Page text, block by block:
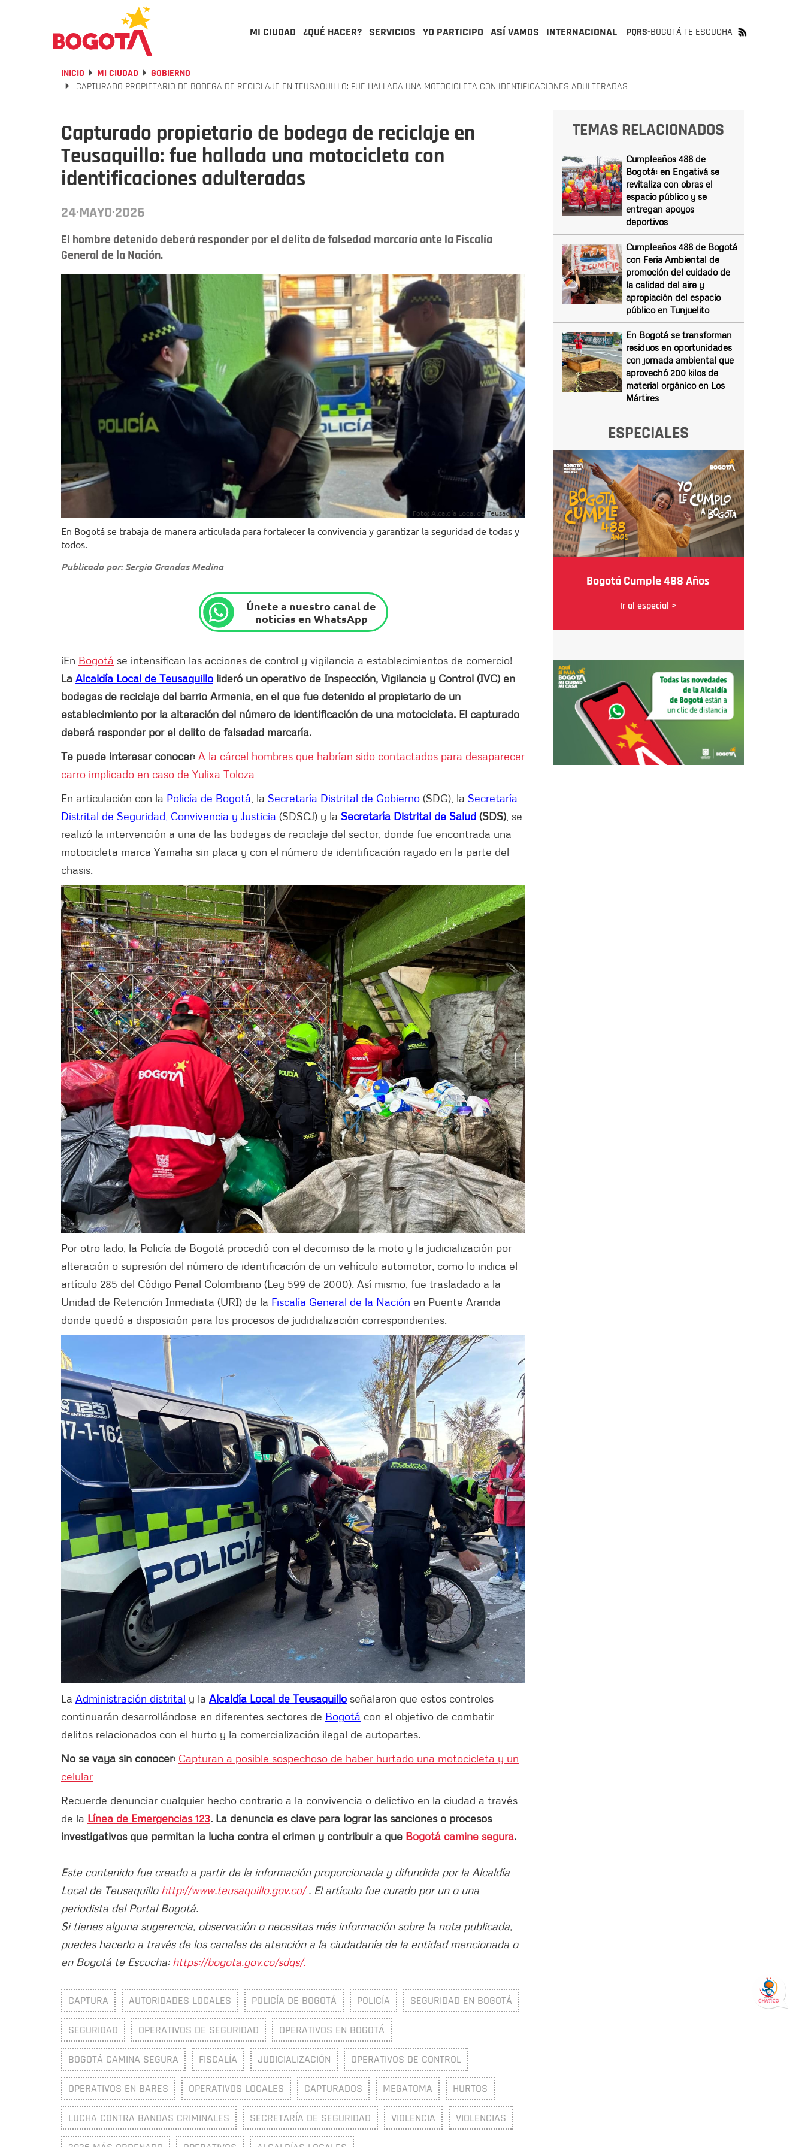
MI CIUDAD ¿QUÉ HACER? SERVICIOS YO PARTICIPO ASÍ VAMOS INTERNACIONAL PQRS-BOGOTÁ TE ESCUCHA
INICIO MI CIUDAD
GOBIERNO
CAPTURADO PROPIETARIO DE BODEGA DE RECICLAJE EN TEUSAQUILLO: FUE HALLADA UNA MOTOCICLETA CON IDENTIFICACIONES ADULTERADAS
Capturado propietario de bodega de reciclaje en
Teusaquillo: fue hallada una motocicleta con
identificaciones adulteradas
24·MAYO·2026
El hombre detenido deberá responder por el delito de falsedad marcaría ante la Fiscalía
General de la Nación.
Foto: Alcaldía Local de Teusaquillo.
En Bogotá se trabaja de manera articulada para fortalecer la convivencia y garantizar la seguridad de todas y
todos.
Publicado por: Sergio Grandas Medina
Únete a nuestro canal de
noticias en WhatsApp
¡En Bogotá se intensifican las acciones de control y vigilancia a establecimientos de comercio!
La Alcaldía Local de Teusaquillo lideró un operativo de Inspección, Vigilancia y Control (IVC) en
bodegas de reciclaje del barrio Armenia, en el que fue detenido el propietario de un
establecimiento por la alteración del número de identificación de una motocicleta. El capturado
deberá responder por el delito de falsedad marcaría.
Te puede interesar conocer: A la cárcel hombres que habrían sido contactados para desaparecer
carro implicado en caso de Yulixa Toloza
En articulación con la Policía de Bogotá , la Secretaría Distrital de Gobierno (SDG), la Secretaría
Distrital de Seguridad, Convivencia y Justicia (SDSCJ) y la Secretaría Distrital de Salud (SDS) , se
realizó la intervención a una de las bodegas de reciclaje del sector, donde fue encontrada una
motocicleta marca Yamaha sin placa y con el número de identificación rayado en la parte del
chasis.
Por otro lado, la Policía de Bogotá procedió con el decomiso de la moto y la judicialización por
alteración o supresión del número de identificación de un vehículo automotor, como lo indica el
artículo 285 del Código Penal Colombiano (Ley 599 de 2000). Así mismo, fue trasladado a la
Unidad de Retención Inmediata (URI) de la Fiscalía General de la Nación en Puente Aranda
donde quedó a disposición para los procesos de judidialización correspondientes.
La Administración distrital y la Alcaldía Local de Teusaquillo señalaron que estos controles
continuarán desarrollándose en diferentes sectores de Bogotá con el objetivo de combatir
delitos relacionados con el hurto y la comercialización ilegal de autopartes.
No se vaya sin conocer: Capturan a posible sospechoso de haber hurtado una motocicleta y un
celular
Recuerde denunciar cualquier hecho contrario a la convivencia o delictivo en la ciudad a través
de la Línea de Emergencias 123. La denuncia es clave para lograr las sanciones o procesos
investigativos que permitan la lucha contra el crimen y contribuir a que Bogotá camine segura.
Este contenido fue creado a partir de la información proporcionada y difundida por la Alcaldía
Local de Teusaquillo http://www.teusaquillo.gov.co/. El artículo fue curado por un o una
periodista del Portal Bogotá.
Si tienes alguna sugerencia, observación o necesitas más información sobre la nota publicada,
puedes hacerlo a través de los canales de atención a la ciudadanía de la entidad mencionada o
en Bogotá te Escucha: https://bogota.gov.co/sdqs/.
CAPTURA AUTORIDADES LOCALES POLICÍA DE BOGOTÁ POLICÍA SEGURIDAD EN BOGOTÁ
SEGURIDAD OPERATIVOS DE SEGURIDAD OPERATIVOS EN BOGOTÁ
BOGOTÁ CAMINA SEGURA FISCALÍA JUDICIALIZACIÓN OPERATIVOS DE CONTROL
OPERATIVOS EN BARES OPERATIVOS LOCALES CAPTURADOS MEGATOMA HURTOS
LUCHA CONTRA BANDAS CRIMINALES SECRETARÍA DE SEGURIDAD VIOLENCIA VIOLENCIAS
TEMAS RELACIONADOS
Cumpleaños 488 de
Bogotá: en Engativá se
revitaliza con obras el
espacio público y se
entregan apoyos
deportivos
Cumpleaños 488 de Bogotá
con Feria Ambiental de
promoción del cuidado de
la calidad del aire y
apropiación del espacio
público en Tunjuelito
En Bogotá se transforman
residuos en oportunidades
con jornada ambiental que
aprovechó 200 kilos de
material orgánico en Los
Mártires
ESPECIALES
Bogotá Cumple 488 Años
Ir al especial >